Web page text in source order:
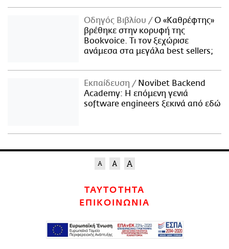
Οδηγός Βιβλίου
Ο «Καθρέφτης»
βρέθηκε στην κορυφή της
Bookvoice. Τι τον ξεχώρισε
ανάμεσα στα μεγάλα best sellers;
Εκπαίδευση
Novibet Backend
Academy: Η επόμενη γενιά
software engineers ξεκινά από εδώ
ΤΑΥΤΟΤΗΤΑ
ΕΠΙΚΟΙΝΩΝΙΑ